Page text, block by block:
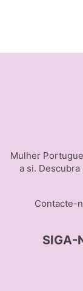
Mulher
a si.
Contacte-
SIGA-